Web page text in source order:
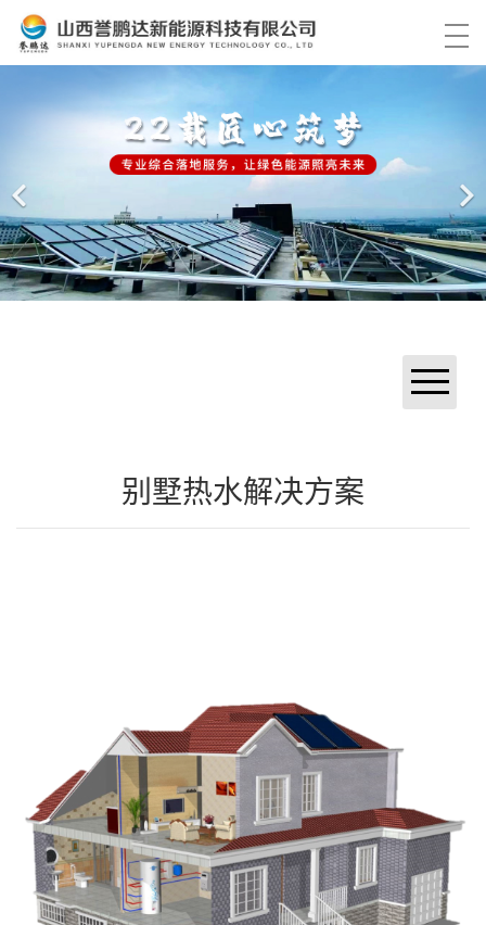
解决方案
联系我们
别墅热水解决方案